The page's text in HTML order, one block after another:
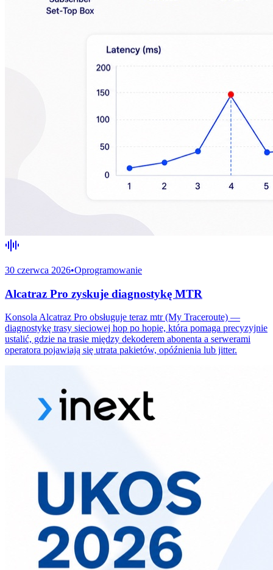
30 czerwca 2026•Oprogramowanie
Alcatraz Pro zyskuje diagnostykę MTR
Konsola Alcatraz Pro obsługuje teraz mtr (My Traceroute) —
diagnostykę trasy sieciowej hop po hopie, która pomaga precyzyjnie
ustalić, gdzie na trasie między dekoderem abonenta a serwerami
operatora pojawiają się utrata pakietów, opóźnienia lub jitter.